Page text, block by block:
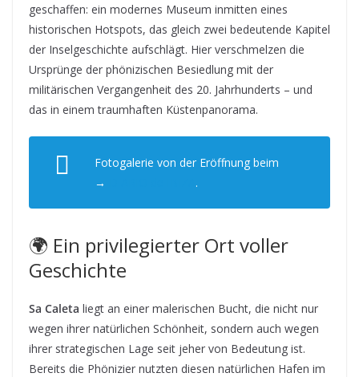
geschaffen: ein modernes Museum inmitten eines
historischen Hotspots, das gleich zwei bedeutende Kapitel
der Inselgeschichte aufschlägt. Hier verschmelzen die
Ursprünge der phönizischen Besiedlung mit der
militärischen Vergangenheit des 20. Jahrhunderts – und
das in einem traumhaften Küstenpanorama.
Fotogalerie von der Eröffnung beim
→
.
🌍 Ein privilegierter Ort voller
Geschichte
Sa Caleta liegt an einer malerischen Bucht, die nicht nur
wegen ihrer natürlichen Schönheit, sondern auch wegen
ihrer strategischen Lage seit jeher von Bedeutung ist.
Bereits die Phönizier nutzten diesen natürlichen Hafen im